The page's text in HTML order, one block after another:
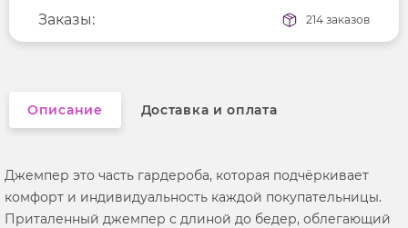
Длина рукава
длинные
Вырез горловины
воротник-стойка
Заказы: 214 заказов
Описание Доставка и оплата
Джемпер это часть гардероба, которая подчёркивает
комфорт и индивидуальность каждой покупательницы.
Приталенный джемпер с длиной до бедер, облегающий